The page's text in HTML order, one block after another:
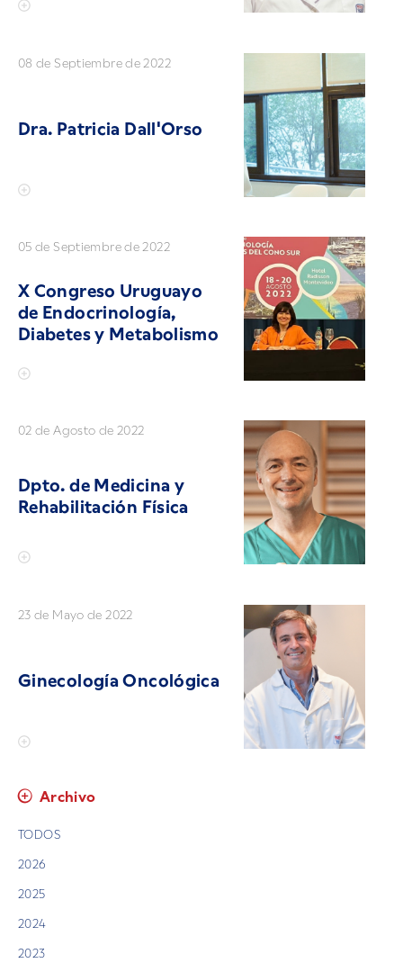
08 de Septiembre de 2022
Dra. Patricia Dall'Orso
05 de Septiembre de 2022
X Congreso Uruguayo
de Endocrinología,
Diabetes y Metabolismo
02 de Agosto de 2022
Dpto. de Medicina y
Rehabilitación Física
23 de Mayo de 2022
Ginecología Oncológica
Archivo
TODOS
2026
2025
2024
2023